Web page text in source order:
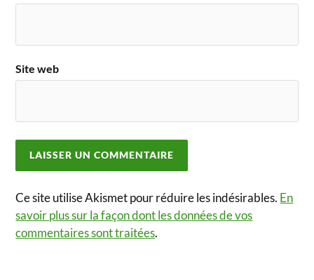
Site web
Ce site utilise Akismet pour réduire les indésirables. En
savoir plus sur la façon dont les données de vos
commentaires sont traitées.